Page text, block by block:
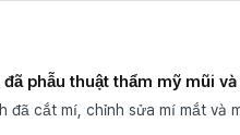
phẫu thuật thẩm mỹ mũi
cắt mí, chỉnh sửa mí mắt và